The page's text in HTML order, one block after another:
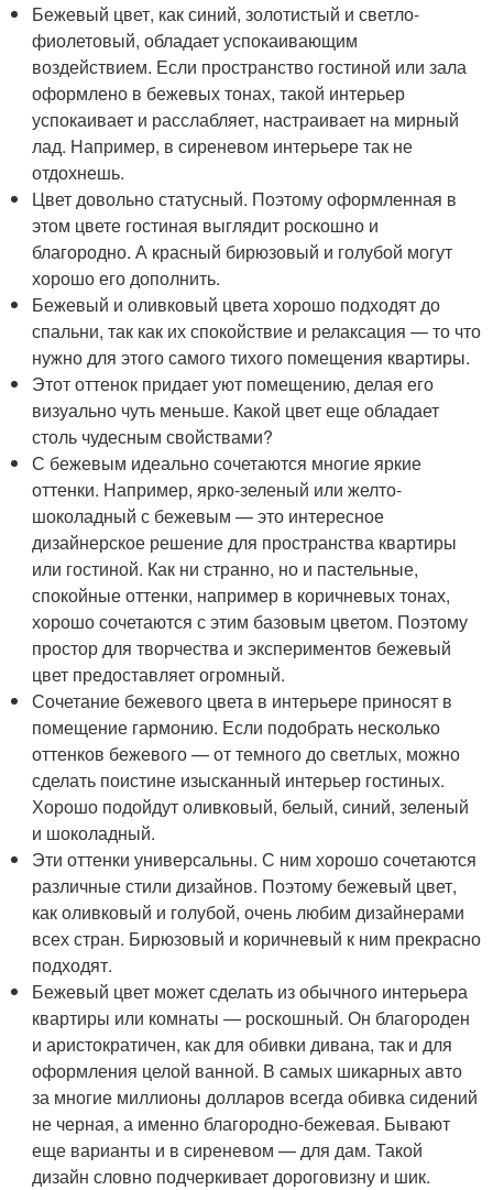
Бежевый цвет, как синий, золотистый и светло-
фиолетовый, обладает успокаивающим
воздействием. Если пространство гостиной или зала
оформлено в бежевых тонах, такой интерьер
успокаивает и расслабляет, настраивает на мирный
лад. Например, в сиреневом интерьере так не
отдохнешь.
Цвет довольно статусный. Поэтому оформленная в
этом цвете гостиная выглядит роскошно и
благородно. А красный бирюзовый и голубой могут
хорошо его дополнить.
Бежевый и оливковый цвета хорошо подходят до
спальни, так как их спокойствие и релаксация — то что
нужно для этого самого тихого помещения квартиры.
Этот оттенок придает уют помещению, делая его
визуально чуть меньше. Какой цвет еще обладает
столь чудесным свойствами?
С бежевым идеально сочетаются многие яркие
оттенки. Например, ярко-зеленый или желто-
шоколадный с бежевым — это интересное
дизайнерское решение для пространства квартиры
или гостиной. Как ни странно, но и пастельные,
спокойные оттенки, например в коричневых тонах,
хорошо сочетаются с этим базовым цветом. Поэтому
простор для творчества и экспериментов бежевый
цвет предоставляет огромный.
Сочетание бежевого цвета в интерьере приносят в
помещение гармонию. Если подобрать несколько
оттенков бежевого — от темного до светлых, можно
сделать поистине изысканный интерьер гостиных.
Хорошо подойдут оливковый, белый, синий, зеленый
и шоколадный.
Эти оттенки универсальны. С ним хорошо сочетаются
различные стили дизайнов. Поэтому бежевый цвет,
как оливковый и голубой, очень любим дизайнерами
всех стран. Бирюзовый и коричневый к ним прекрасно
подходят.
Бежевый цвет может сделать из обычного интерьера
квартиры или комнаты — роскошный. Он благороден
и аристократичен, как для обивки дивана, так и для
оформления целой ванной. В самых шикарных авто
за многие миллионы долларов всегда обивка сидений
не черная, а именно благородно-бежевая. Бывают
еще варианты и в сиреневом — для дам. Такой
дизайн словно подчеркивает дороговизну и шик.